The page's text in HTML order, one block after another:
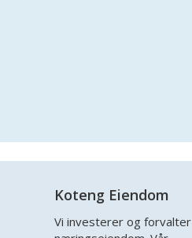
Koteng Eiendom
Vi investerer og forvalter